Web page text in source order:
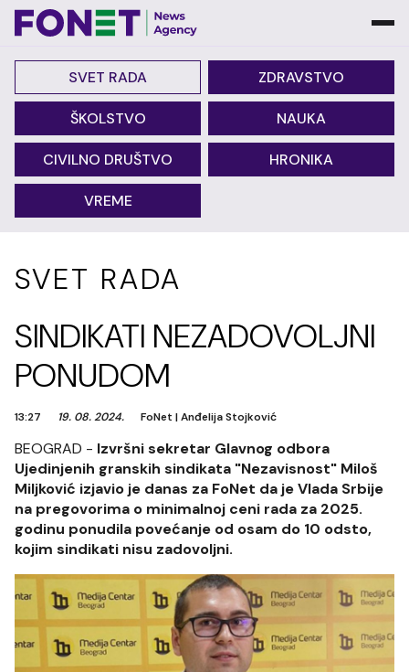
SVET RADA ZDRAVSTVO
ŠKOLSTVO NAUKA
CIVILNO DRUŠTVO HRONIKA
VREME
SVET RADA
SINDIKATI NEZADOVOLJNI
PONUDOM
13:27 19. 08. 2024. FoNet |Anđelija Stojković
BEOGRAD - Izvršni sekretar Glavnog odbora
Ujedinjenih granskih sindikata "Nezavisnost" Miloš
Miljković izjavio je danas za FoNet da je Vlada Srbije
na pregovorima o minimalnoj ceni rada za 2025.
godinu ponudila povećanje od osam do 10 odsto,
kojim sindikati nisu zadovoljni.